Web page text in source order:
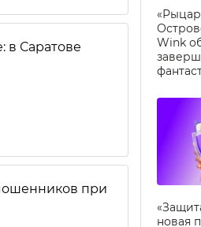
в Саратове
при
Wink
новая